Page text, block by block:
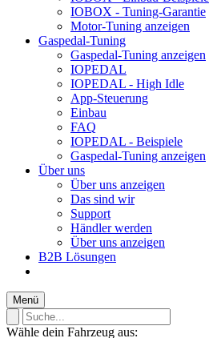
IOBOX - Tuning-Garantie
Motor-Tuning anzeigen
Gaspedal-Tuning
Gaspedal-Tuning anzeigen
IOPEDAL
IOPEDAL - High Idle
App-Steuerung
Einbau
FAQ
IOPEDAL - Beispiele
Gaspedal-Tuning anzeigen
Über uns
Über uns anzeigen
Das sind wir
Support
Händler werden
Über uns anzeigen
B2B Lösungen
Menü
Wähle dein Fahrzeug aus: